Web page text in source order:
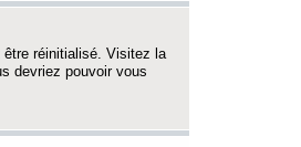
être réinitialisé. Visitez la
devriez pouvoir vous